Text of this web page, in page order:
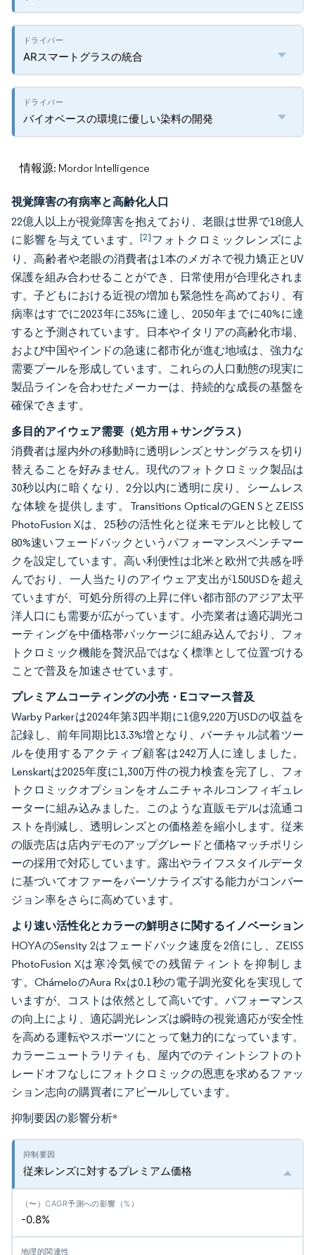
ARスマートグラスの統合
バイオベースの環境に優しい染料の開発
情報源: Mordor Intelligence
視覚障害の有病率と高齢化人口
22億人以上が視覚障害を抱えており、老眼は世界で18億人
に影響を与えています。[2]フォトクロミックレンズによ
り、高齢者や老眼の消費者は1本のメガネで視力矯正とUV
保護を組み合わせることができ、日常使用が合理化されま
す。子どもにおける近視の増加も緊急性を高めており、有
病率はすでに2023年に35%に達し、2050年までに40%に達
すると予測されています。日本やイタリアの高齢化市場、
および中国やインドの急速に都市化が進む地域は、強力な
需要プールを形成しています。これらの人口動態の現実に
製品ラインを合わせたメーカーは、持続的な成長の基盤を
確保できます。
多目的アイウェア需要（処方用＋サングラス）
消費者は屋内外の移動時に透明レンズとサングラスを切り
替えることを好みません。現代のフォトクロミック製品は
30秒以内に暗くなり、2分以内に透明に戻り、シームレス
な体験を提供します。Transitions OpticalのGEN SとZEISS
PhotoFusion Xは、25秒の活性化と従来モデルと比較して
80%速いフェードバックというパフォーマンスベンチマー
クを設定しています。高い利便性は北米と欧州で共感を呼
んでおり、一人当たりのアイウェア支出が150USDを超え
ていますが、可処分所得の上昇に伴い都市部のアジア太平
洋人口にも需要が広がっています。小売業者は適応調光コ
ーティングを中価格帯パッケージに組み込んでおり、フォ
トクロミック機能を贅沢品ではなく標準として位置づける
ことで普及を加速させています。
プレミアムコーティングの小売・Eコマース普及
Warby Parkerは2024年第3四半期に1億9,220万USDの収益を
記録し、前年同期比13.3%増となり、バーチャル試着ツー
ルを使用するアクティブ顧客は242万人に達しました。
Lenskartは2025年度に1,300万件の視力検査を完了し、フォ
トクロミックオプションをオムニチャネルコンフィギュレ
ーターに組み込みました。このような直販モデルは流通コ
ストを削減し、透明レンズとの価格差を縮小します。従来
の販売店は店内デモのアップグレードと価格マッチポリシ
ーの採用で対応しています。露出やライフスタイルデータ
に基づいてオファーをパーソナライズする能力がコンバー
ジョン率をさらに高めています。
より速い活性化とカラーの鮮明さに関するイノベーション
HOYAのSensity 2はフェードバック速度を2倍にし、ZEISS
PhotoFusion Xは寒冷気候での残留ティントを抑制しま
す。ChámeloのAura Rxは0.1秒の電子調光変化を実現して
いますが、コストは依然として高いです。パフォーマンス
の向上により、適応調光レンズは瞬時の視覚適応が安全性
を高める運転やスポーツにとって魅力的になっています。
カラーニュートラリティも、屋内でのティントシフトのト
レードオフなしにフォトクロミックの恩恵を求めるファッ
ション志向の購買者にアピールしています。
抑制要因の影響分析*
従来レンズに対するプレミアム価格
-0.8%